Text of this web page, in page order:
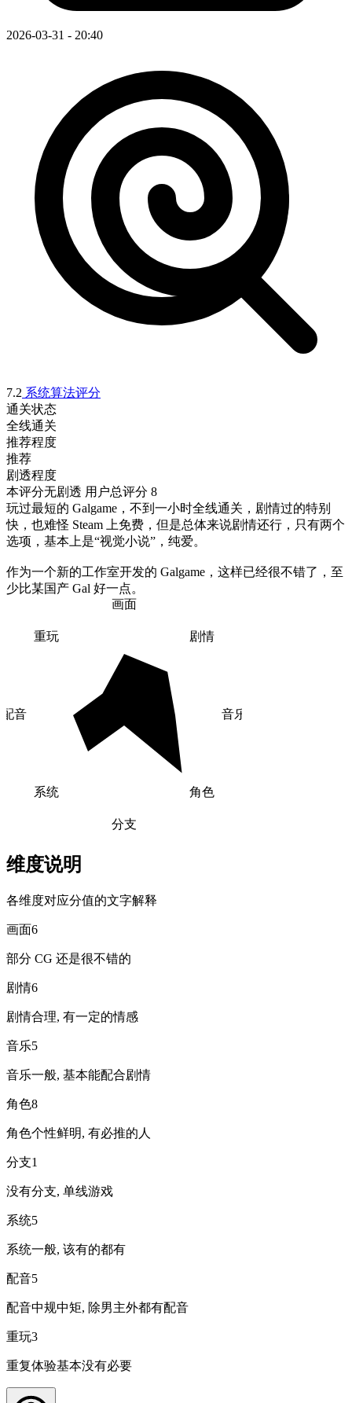
2026-03-31 - 20:40
7.2 系统算法评分
通关状态
全线通关
推荐程度
推荐
剧透程度
本评分无剧透 用户总评分 8
玩过最短的 Galgame，不到一小时全线通关，剧情过的特别
快，也难怪 Steam 上免费，但是总体来说剧情还行，只有两个
选项，基本上是“视觉小说”，纯爱。
作为一个新的工作室开发的 Galgame，这样已经很不错了，至
少比某国产 Gal 好一点。
画面
剧情
音乐
角色
分支
系统
配音
重玩
维度说明
各维度对应分值的文字解释
画面6
部分 CG 还是很不错的
剧情6
剧情合理, 有一定的情感
音乐5
音乐一般, 基本能配合剧情
角色8
角色个性鲜明, 有必推的人
分支1
没有分支, 单线游戏
系统5
系统一般, 该有的都有
配音5
配音中规中矩, 除男主外都有配音
重玩3
重复体验基本没有必要